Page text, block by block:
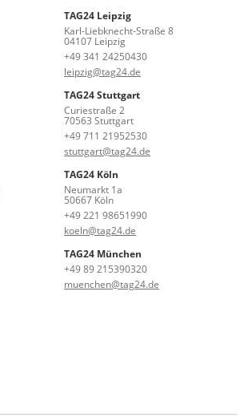
TAG24 Leipzig
Karl-Liebknecht-Straße 8
04107 Leipzig
+49 341 24250430
leipzig@tag24.de
TAG24 Stuttgart
Curiestraße 2
70563 Stuttgart
+49 711 21952530
stuttgart@tag24.de
TAG24 Köln
Neumarkt 1a
50667 Köln
+49 221 98651990
koeln@tag24.de
TAG24 München
+49 89 215390320
muenchen@tag24.de